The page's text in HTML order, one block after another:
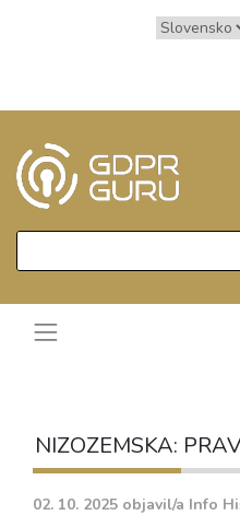
NIZOZEMSKA:
02. 10. 2025 objavil/a Info